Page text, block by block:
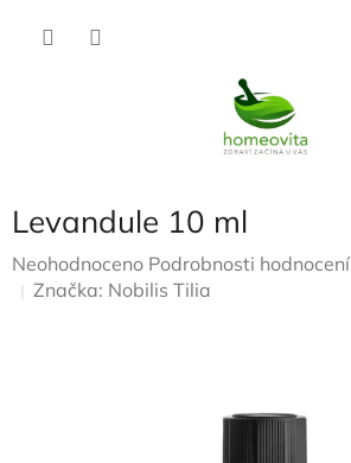
Levandule 10 ml
Průměrné
hodnocení
Neohodnoceno Podrobnosti hodnocení
Značka: Nobilis Tilia